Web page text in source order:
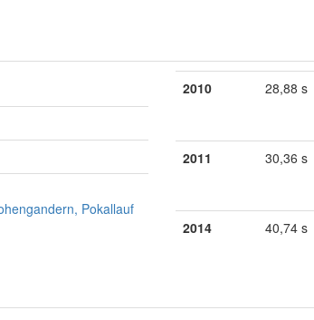
Pokallauf
2010 28,88 s
2011
30,36 s
2014
40,74 s